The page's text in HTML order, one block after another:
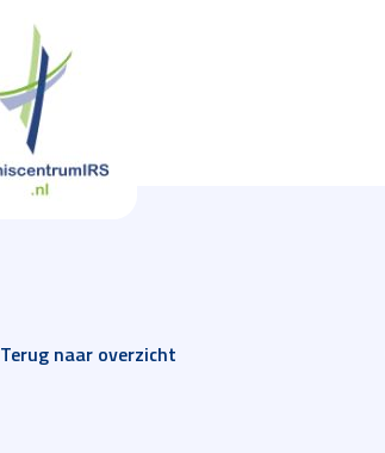
Terug naar overzicht